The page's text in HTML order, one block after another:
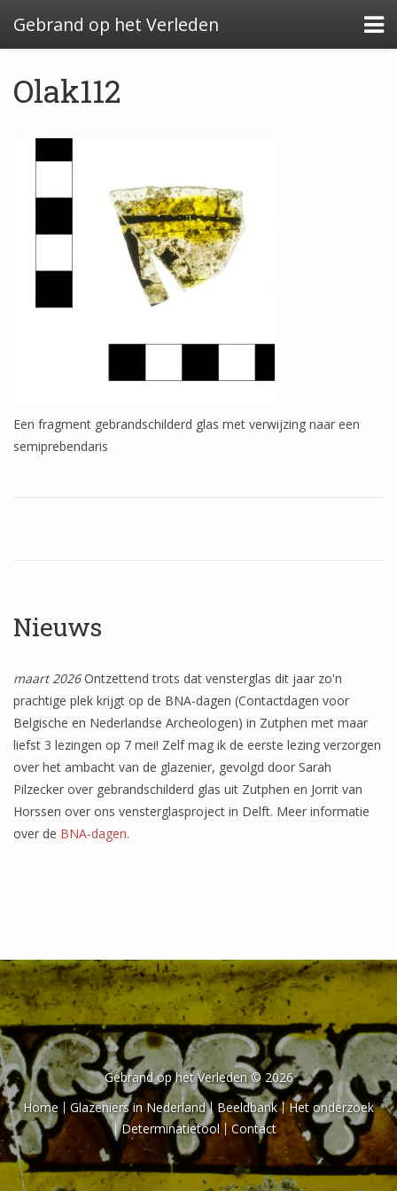
Gebrand op het Verleden
Algemeen: de glazenier
Uitwerking: Zutphen-Dieserstraat, 1583-1600
Uitwerking: Oldenzaal-Boterstraat, 1650-1700
Quickscan: Groenlo-Nieuwstad, 1650-1800
Wapenschilden
Mensfiguren
Boordglazen
Teksten
Onbeschilderd glas
Het onderzoek
Publicaties
Nieuws
maart 2026Ontzettend trots dat vensterglas dit jaar zo'n
prachtige plek krijgt op de BNA-dagen (Contactdagen voor
Belgische en Nederlandse Archeologen) in Zutphen met maar
liefst 3 lezingen op 7 mei! Zelf mag ik de eerste lezing verzorgen
over het ambacht van de glazenier, gevolgd door Sarah
Pilzecker over gebrandschilderd glas uit Zutphen en Jorrit van
Horssen over ons vensterglasproject in Delft. Meer informatie
over de BNA-dagen.
Olak112
Een fragment gebrandschilderd glas met verwijzing naar een
semiprebendaris
Gebrand op het Verleden © 2026
Home
Glazeniers in Nederland Beeldbank
Het onderzoek
Determinatietool
Contact